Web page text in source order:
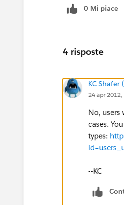
0 Mi piace
4 risposte
KC Shafer
24 apr 2012,
No, users
cases.
types:
--KC